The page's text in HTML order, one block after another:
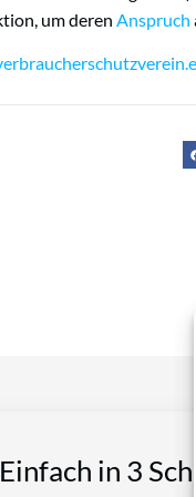
um deren Anspruch
Einfach in 3